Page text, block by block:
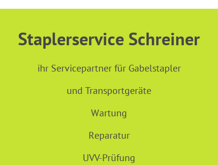
Staplerservice Schreiner
ihr Servicepartner für Gabelstapler
und Transportgeräte
Wartung
Reparatur
UVV-Prüfung